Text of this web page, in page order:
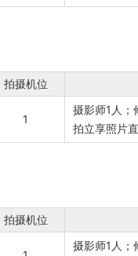
拍摄机位
1
摄影师1人；
拍立享照片
拍摄机位
摄影师1人；